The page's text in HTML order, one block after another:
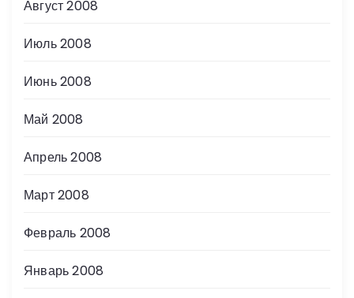
Август 2008
Июль 2008
Июнь 2008
Май 2008
Апрель 2008
Март 2008
Февраль 2008
Январь 2008